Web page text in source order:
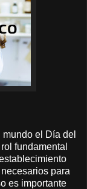
el Día del
fundamental
para
es importante